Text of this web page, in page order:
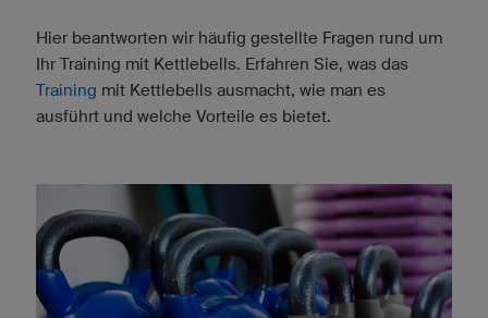
Hier beantworten wir häufig gestellte Fragen rund um
Ihr Training mit Kettlebells. Erfahren Sie, was das
Training mit Kettlebells ausmacht, wie man es
ausführt und welche Vorteile es bietet.